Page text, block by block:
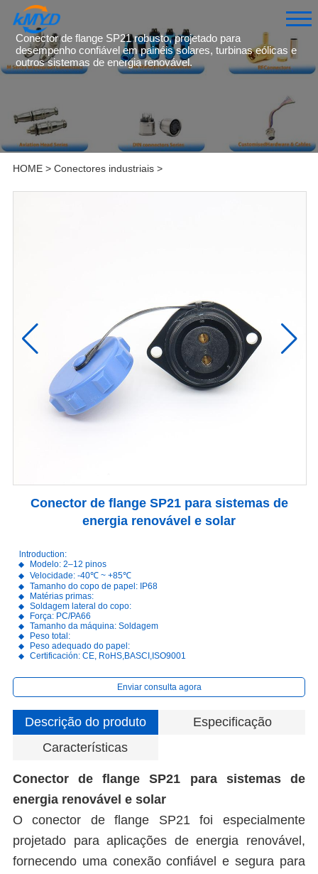
Conector de flange SP21 robusto, projetado para
desempenho confiável em painéis solares, turbinas eólicas e
outros sistemas de energia renovável.
HOME> Conectores industriais>
Conector de flange SP21 para sistemas de
energia renovável e solar
lntroduction:
Modelo: 2–12 pinos
Velocidade: -40℃ ~ +85℃
Tamanho do copo de papel: IP68
Matérias primas:
Soldagem lateral do copo:
Força: PC/PA66
Tamanho da máquina: Soldagem
Peso total:
Peso adequado do papel:
Certificación: CE, RoHS,BASCI,ISO9001
Enviar consulta agora
Descrição do produto
Especificação
Características
Conector de flange SP21 para sistemas de
energia renovável e solar
O conector de flange SP21 foi especialmente
projetado para aplicações de energia renovável,
fornecendo uma conexão confiável e segura para